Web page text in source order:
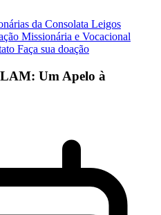
da Consolata Leigos
Missionária e Vocacional
Faça sua doação
Um Apelo à